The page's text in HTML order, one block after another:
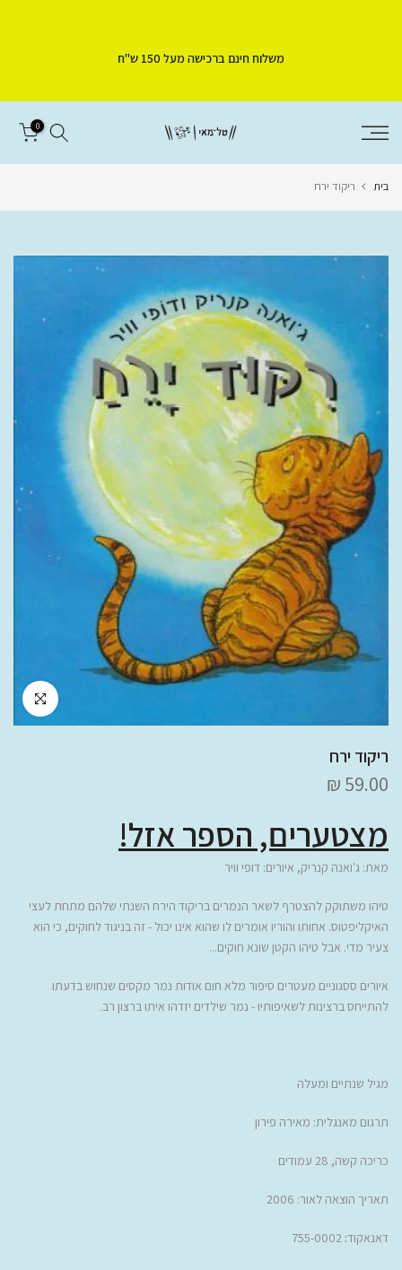
משלוח חינם ברכישה מעל 150 ש"ח
0
בית ריקוד ירח
לחץ להגדלה
ריקוד ירח
59.00 ₪
מצטערים, הספר אזל!
מאת: ג'ואנה קנריק, איורים: דופי וויר
טיהו משתוקק להצטרף לשאר הנמרים בריקוד הירח השנתי שלהם מתחת לעצי
האיקליפטוס. אחותו והוריו אומרים לו שהוא אינו יכול - זה בניגוד לחוקים, כי הוא
צעיר מדי. אבל טיהו הקטן שונא חוקים...
איורים ססגוניים מעטרים סיפור מלא חום אודות נמר מקסים שנחוש בדעתו
להתייחס ברצינות לשאיפותיו - נמר שילדים יזדהו איתו ברצון רב.
מגיל שנתיים ומעלה
תרגום מאנגלית: מאירה פירון
כריכה קשה, 28 עמודים
תאריך הוצאה לאור: 2006
דאנאקוד:
755-0002